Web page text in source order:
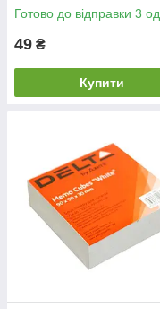
Готово до відправки 3 од.
49 ₴
Купити